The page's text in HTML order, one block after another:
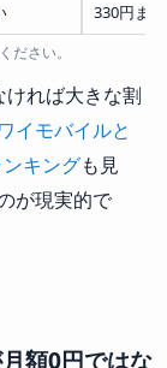
330円ま
ださい。
れば大きな割
ワイモバイルと
キングも見
が現実的で
額0円ではな